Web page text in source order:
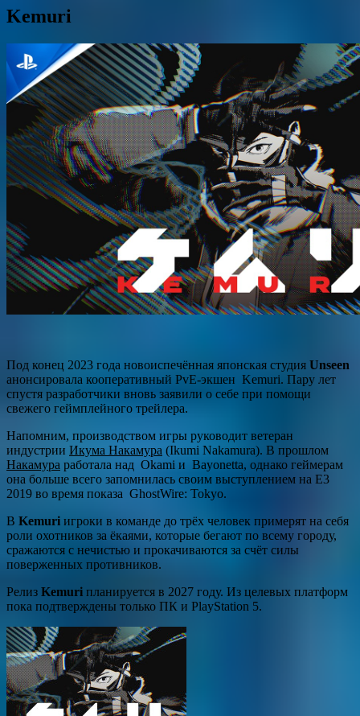
Kemuri
Под конец 2023 года новоиспечённая японская студия Unseen
анонсировала кооперативный PvE-экшен Kemuri. Пару лет
спустя разработчики вновь заявили о себе при помощи
свежего геймплейного трейлера.
Напомним, производством игры руководит ветеран
индустрии Икума Накамура (Ikumi Nakamura). В прошлом
Накамура работала над Okami и Bayonetta, однако геймерам
она больше всего запомнилась своим выступлением на E3
2019 во время показа GhostWire: Tokyo.
В Kemuri игроки в команде до трёх человек примерят на себя
роли охотников за ёкаями, которые бегают по всему городу,
сражаются с нечистью и прокачиваются за счёт силы
поверженных противников.
Релиз Kemuri планируется в 2027 году. Из целевых платформ
пока подтверждены только ПК и PlayStation 5.